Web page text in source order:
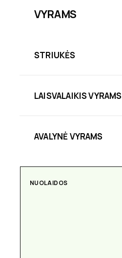
VYRAMS
STRIUKĖS
LAISVALAIKIS VYRAMS
AVALYNĖ VYRAMS
NUOLAIDOS
AKSESUARAI